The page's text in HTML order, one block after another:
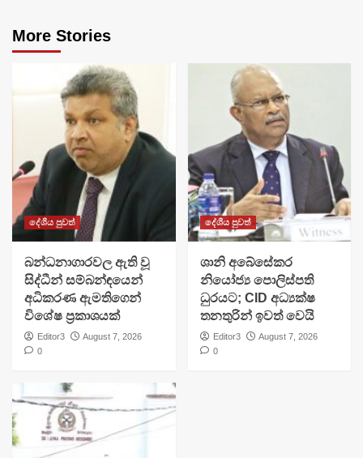
More Stories
දේශීය පුවත්
බන්ධනාගාරවල ඇති වූ
සිද්ධීන් සම්බන්ඳයෙන්
අධිකරණ ඇමතිගෙන්
විශේෂ ප්‍රකාශයක්
Editor3
August 7, 2026
0
දේශීය පුවත්
ශානි අබේසේකර
නියෝජ්‍ය පොලිස්පති
ධුරයට; CID අධ්‍යක්ෂ
තනතුරින් ඉවත් වෙයි
Editor3
August 7, 2026
0